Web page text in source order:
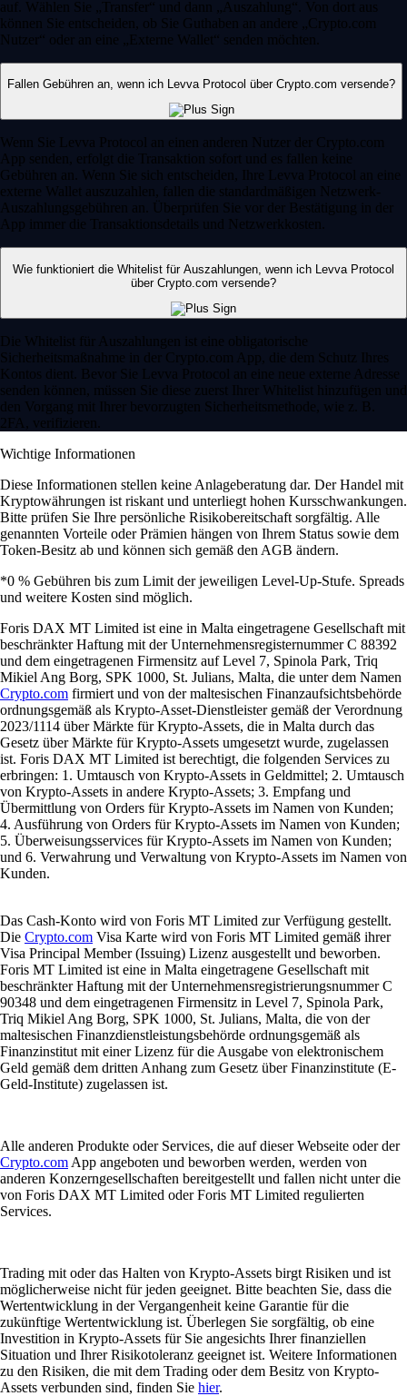
auf. Wählen Sie „Transfer“ und dann „Auszahlung“. Von dort aus
können Sie entscheiden, ob Sie Guthaben an andere „Crypto.com
Nutzer“ oder an eine „Externe Wallet“ senden möchten.
Fallen Gebühren an, wenn ich Levva Protocol über Crypto.com versende?
Wenn Sie Levva Protocol an einen anderen Nutzer der Crypto.com
App senden, erfolgt die Transaktion sofort und es fallen keine
Gebühren an. Wenn Sie sich entscheiden, Ihre Levva Protocol an eine
externe Wallet auszuzahlen, fallen die standardmäßigen Netzwerk-
Auszahlungsgebühren an. Überprüfen Sie vor der Bestätigung in der
App immer die Transaktionsdetails und Netzwerkkosten.
Wie funktioniert die Whitelist für Auszahlungen, wenn ich Levva Protocol
über Crypto.com versende?
Die Whitelist für Auszahlungen ist eine obligatorische
Sicherheitsmaßnahme in der Crypto.com App, die dem Schutz Ihres
Kontos dient. Bevor Sie Levva Protocol an eine neue externe Adresse
senden können, müssen Sie diese zuerst Ihrer Whitelist hinzufügen und
den Vorgang mit Ihrer bevorzugten Sicherheitsmethode, wie z. B.
2FA, verifizieren.
Wichtige Informationen
Diese Informationen stellen keine Anlageberatung dar. Der Handel mit
Kryptowährungen ist riskant und unterliegt hohen Kursschwankungen.
Bitte prüfen Sie Ihre persönliche Risikobereitschaft sorgfältig. Alle
genannten Vorteile oder Prämien hängen von Ihrem Status sowie dem
Token-Besitz ab und können sich gemäß den AGB ändern.
*0 % Gebühren bis zum Limit der jeweiligen Level-Up-Stufe. Spreads
und weitere Kosten sind möglich.
Foris DAX MT Limited ist eine in Malta eingetragene Gesellschaft mit
beschränkter Haftung mit der Unternehmensregisternummer C 88392
und dem eingetragenen Firmensitz auf Level 7, Spinola Park, Triq
Mikiel Ang Borg, SPK 1000, St. Julians, Malta, die unter dem Namen
Crypto.com firmiert und von der maltesischen Finanzaufsichtsbehörde
ordnungsgemäß als Krypto-Asset-Dienstleister gemäß der Verordnung
2023/1114 über Märkte für Krypto-Assets, die in Malta durch das
Gesetz über Märkte für Krypto-Assets umgesetzt wurde, zugelassen
ist. Foris DAX MT Limited ist berechtigt, die folgenden Services zu
erbringen: 1. Umtausch von Krypto-Assets in Geldmittel; 2. Umtausch
von Krypto-Assets in andere Krypto-Assets; 3. Empfang und
Übermittlung von Orders für Krypto-Assets im Namen von Kunden;
4. Ausführung von Orders für Krypto-Assets im Namen von Kunden;
5. Überweisungsservices für Krypto-Assets im Namen von Kunden;
und 6. Verwahrung und Verwaltung von Krypto-Assets im Namen von
Kunden.
Das Cash-Konto wird von Foris MT Limited zur Verfügung gestellt.
Die Crypto.com Visa Karte wird von Foris MT Limited gemäß ihrer
Visa Principal Member (Issuing) Lizenz ausgestellt und beworben.
Foris MT Limited ist eine in Malta eingetragene Gesellschaft mit
beschränkter Haftung mit der Unternehmensregistrierungsnummer C
90348 und dem eingetragenen Firmensitz in Level 7, Spinola Park,
Triq Mikiel Ang Borg, SPK 1000, St. Julians, Malta, die von der
maltesischen Finanzdienstleistungsbehörde ordnungsgemäß als
Finanzinstitut mit einer Lizenz für die Ausgabe von elektronischem
Geld gemäß dem dritten Anhang zum Gesetz über Finanzinstitute (E-
Geld-Institute) zugelassen ist.
Alle anderen Produkte oder Services, die auf dieser Webseite oder der
Crypto.com App angeboten und beworben werden, werden von
anderen Konzerngesellschaften bereitgestellt und fallen nicht unter die
von Foris DAX MT Limited oder Foris MT Limited regulierten
Services.
Trading mit oder das Halten von Krypto-Assets birgt Risiken und ist
möglicherweise nicht für jeden geeignet. Bitte beachten Sie, dass die
Wertentwicklung in der Vergangenheit keine Garantie für die
zukünftige Wertentwicklung ist. Überlegen Sie sorgfältig, ob eine
Investition in Krypto-Assets für Sie angesichts Ihrer finanziellen
Situation und Ihrer Risikotoleranz geeignet ist. Weitere Informationen
zu den Risiken, die mit dem Trading oder dem Besitz von Krypto-
Assets verbunden sind, finden Sie hier.